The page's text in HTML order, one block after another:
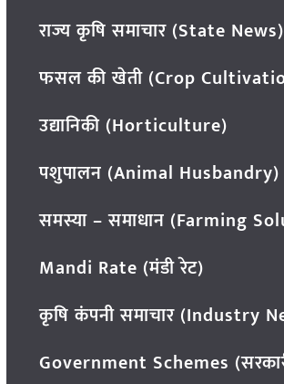
राज्य कृषि समाचार (State News)
फसल की खेती (Crop
उद्यानिकी (Horticulture)
पशुपालन (Animal Husbandry)
समस्या – समाधान (Farming
Mandi Rate (मंडी रेट)
कृषि कंपनी समाचार (Industry
Government Schemes